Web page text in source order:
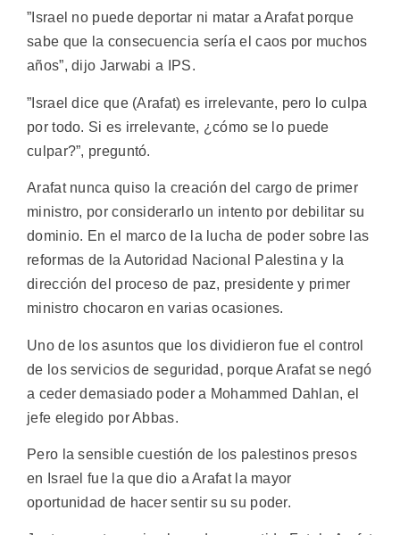
”Israel no puede deportar ni matar a Arafat porque
sabe que la consecuencia sería el caos por muchos
años”, dijo Jarwabi a IPS.
”Israel dice que (Arafat) es irrelevante, pero lo culpa
por todo. Si es irrelevante, ¿cómo se lo puede
culpar?”, preguntó.
Arafat nunca quiso la creación del cargo de primer
ministro, por considerarlo un intento por debilitar su
dominio. En el marco de la lucha de poder sobre las
reformas de la Autoridad Nacional Palestina y la
dirección del proceso de paz, presidente y primer
ministro chocaron en varias ocasiones.
Uno de los asuntos que los dividieron fue el control
de los servicios de seguridad, porque Arafat se negó
a ceder demasiado poder a Mohammed Dahlan, el
jefe elegido por Abbas.
Pero la sensible cuestión de los palestinos presos
en Israel fue la que dio a Arafat la mayor
oportunidad de hacer sentir su su poder.